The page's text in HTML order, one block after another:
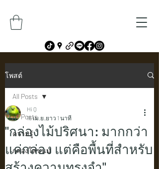
โพสต์
All Posts
ความรู้
กล่องใส่ขนม
All Posts
"กล่องไม้ปริศนา: มากกว่า
แค่กล่อง แต่คือพื้นที่สำหรับ
Hi Q
16 เม.ย. ยาว 1 นาที